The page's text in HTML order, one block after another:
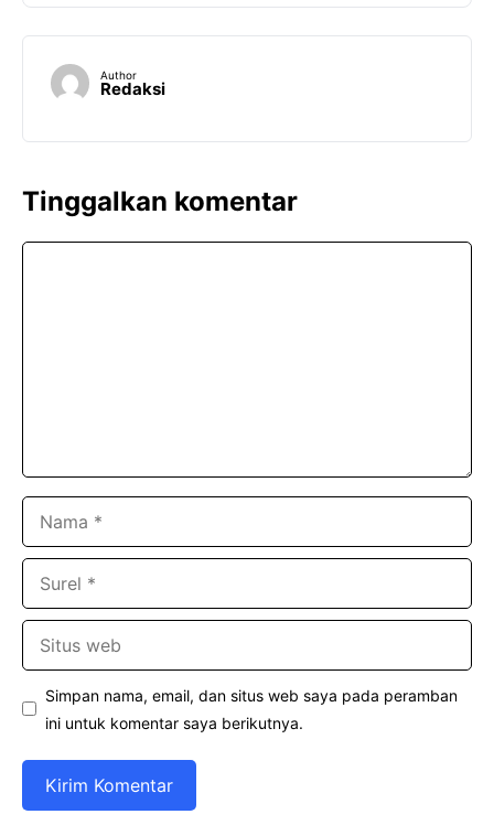
Author
Redaksi
Tinggalkan komentar
Simpan nama, email, dan situs web saya pada peramban
ini untuk komentar saya berikutnya.